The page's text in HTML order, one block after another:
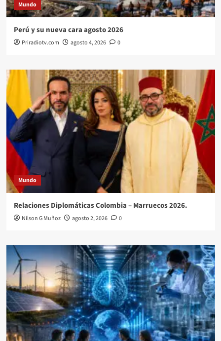
Mundo
Perú y su nueva cara agosto 2026
Priradiotv.com agosto 4, 2026 0
Mundo
Relaciones Diplomáticas Colombia – Marruecos 2026.
Nilson G Muñoz agosto 2, 2026 0